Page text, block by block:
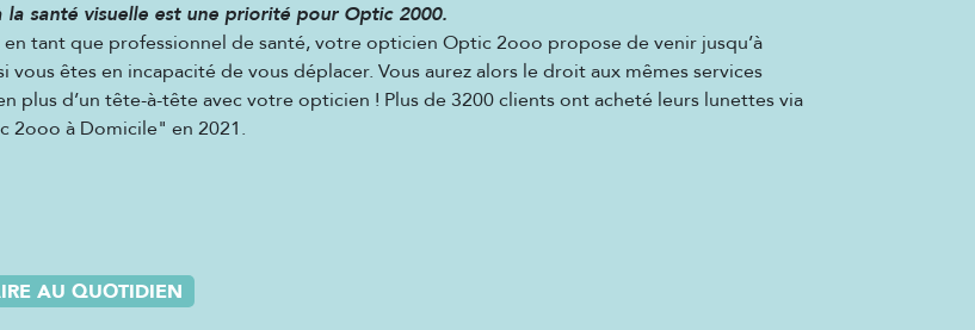
la santé visuelle est une priorité pour Optic 2000.
en tant que professionnel de santé, votre opticien Optic 2ooo propose de venir jusqu’à
vous êtes en incapacité de vous déplacer. Vous aurez alors le droit aux mêmes services
plus d’un tête-à-tête avec votre opticien ! Plus de 3200 clients ont acheté leurs lunettes via
2ooo à Domicile" en 2021.
AU QUOTIDIEN